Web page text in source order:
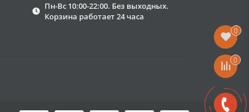
Пн-Вс 10:00-22:00. Без выходных.
Корзина работает 24 часа
0
0